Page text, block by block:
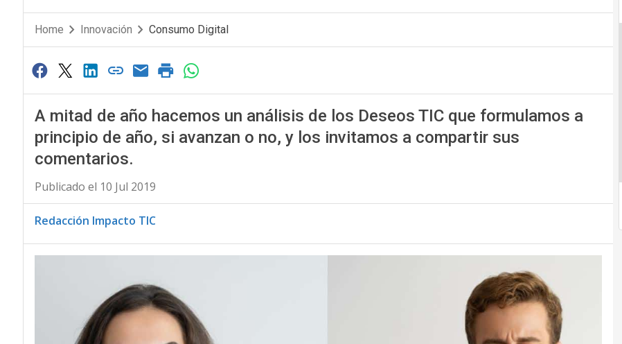
Home Innovación Consumo Digital
A mitad de año hacemos un análisis de los Deseos TIC que formulamos a
principio de año, si avanzan o no, y los invitamos a compartir sus
comentarios.
Publicado el 10 Jul 2019
Redacción Impacto TIC